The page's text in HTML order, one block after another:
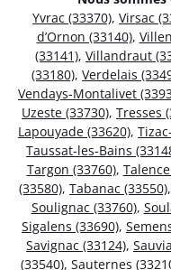
Yvrac (33370), Virsac
d’Ornon (33140),
(33141), Villandraut
(33180), Verdelais
Vendays-Montalivet
Uzeste (33730), Tresses
Lapouyade (33620),
Taussat-les-Bains
Targon (33760),
(33580), Tabanac (33550),
Soulignac (33760),
Sigalens (33690),
Savignac (33124),
(33540), Sauternes